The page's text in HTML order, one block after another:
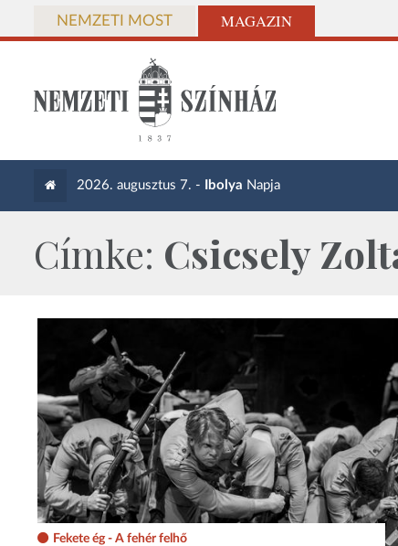
NEMZETI MOST MAGAZIN
2026. augusztus 7. - Ibolya Napja
Címke: Csicsely
Fekete ég - A fehér felhő